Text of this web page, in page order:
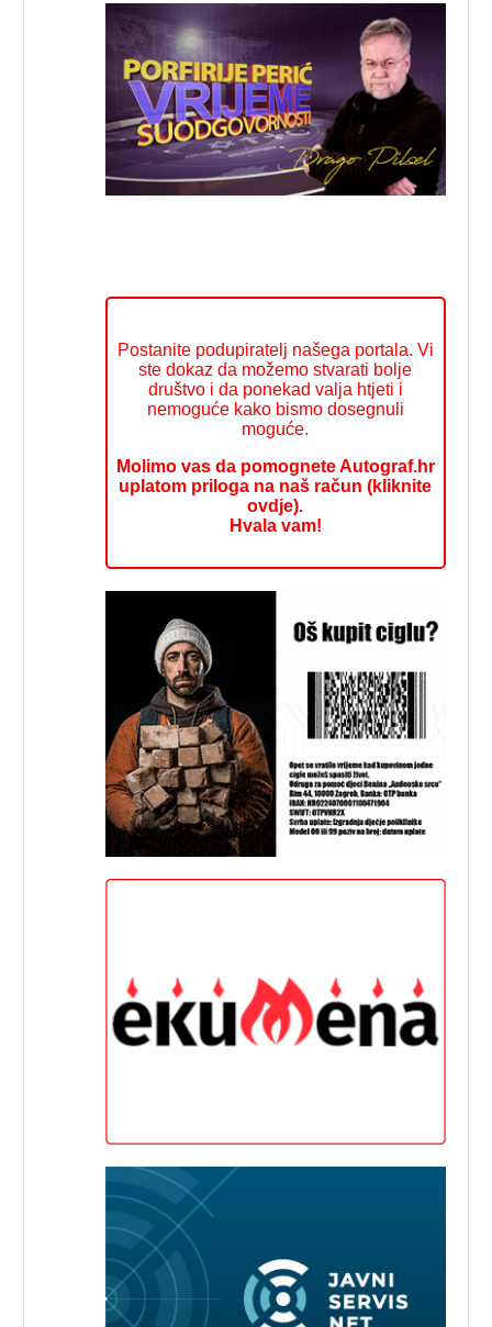
Postanite podupiratelj našega portala. Vi
ste dokaz da možemo stvarati bolje
društvo i da ponekad valja htjeti i
nemoguće kako bismo dosegnuli
moguće.
Molimo vas da pomognete Autograf.hr
uplatom priloga na naš račun (kliknite
ovdje).
Hvala vam!